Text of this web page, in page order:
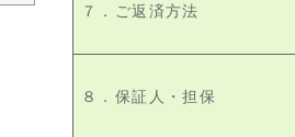
７．ご返済方法
８．保証人・担保